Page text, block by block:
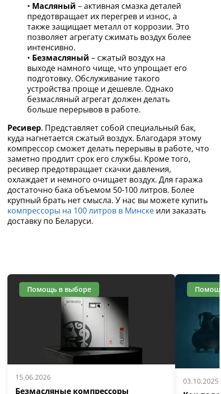
• Масляный – активная смазка деталей
предотвращает их перегрев и износ, а
также защищает металл от коррозии. Это
позволяет агрегату сжимать воздух более
интенсивно.
• Безмасляный – сжатый воздух на
выходе намного чище, что упрощает его
подготовку. Обслуживание такого
устройства проще и дешевле. Однако
безмасляный агрегат должен делать
больше перерывов в работе.
Ресивер. Представляет собой специальный бак,
куда нагнетается сжатый воздух. Благодаря этому
компрессор сможет делать перерывы в работе, что
заметно продлит срок его службы. Кроме того,
ресивер предотвращает скачки давления,
охлаждает и немного очищает воздух. Для гаража
достаточно бака объемом 50-100 литров. Более
крупный брать нет смысла. У нас вы можете купить
компрессоры на 100 литров в Минске или заказать
доставку по Беларуси.
15.06.2026
Безмасляные компрессоры
Помощь в выборе
03.10.2025